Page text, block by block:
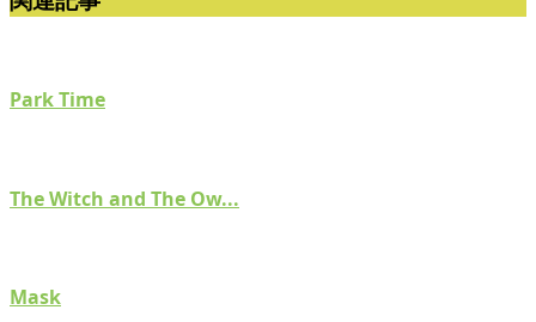
Park Time
The Witch and The Ow...
Mask